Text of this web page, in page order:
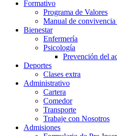
Formativo
Programa de Valores
Manual de
Bienestar
Enfermería
Psicología
Prevención del
Deportes
Clases extra
Administrativo
Cartera
Comedor
Transporte
Trabaje con Nosotros
Admisiones